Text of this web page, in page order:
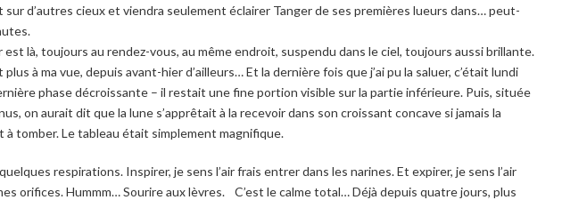
sur d’autres cieux et viendra seulement éclairer Tanger de ses premières lueurs dans… peut-
est là, toujours au rendez-vous, au même endroit, suspendu dans le ciel, toujours aussi brillante.
plus à ma vue, depuis avant-hier d’ailleurs… Et la dernière fois que j’ai pu la saluer, c’était lundi
phase décroissante – il restait une fine portion visible sur la partie inférieure. Puis, située
on aurait dit que la lune s’apprêtait à la recevoir dans son croissant concave si jamais la
tomber. Le tableau était simplement magnifique.
respirations. Inspirer, je sens l’air frais entrer dans les narines. Et expirer, je sens l’air
orifices. Hummm… Sourire aux lèvres. C’est le calme total… Déjà depuis quatre jours, plus